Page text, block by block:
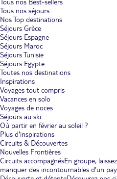
Tous nos Best-sellers
Tous nos séjours
Nos Top destinations
Séjours Grèce
Séjours Espagne
Séjours Maroc
Séjours Tunisie
Séjours Egypte
Toutes nos destinations
Inspirations
Voyages tout compris
Vacances en solo
Voyages de noces
Séjours au ski
Où partir en février au soleil ?
Plus d'inspirations
Circuits & Découvertes
Nouvelles Frontières
Circuits accompagnésEn groupe,
manquer des incontournables d'un